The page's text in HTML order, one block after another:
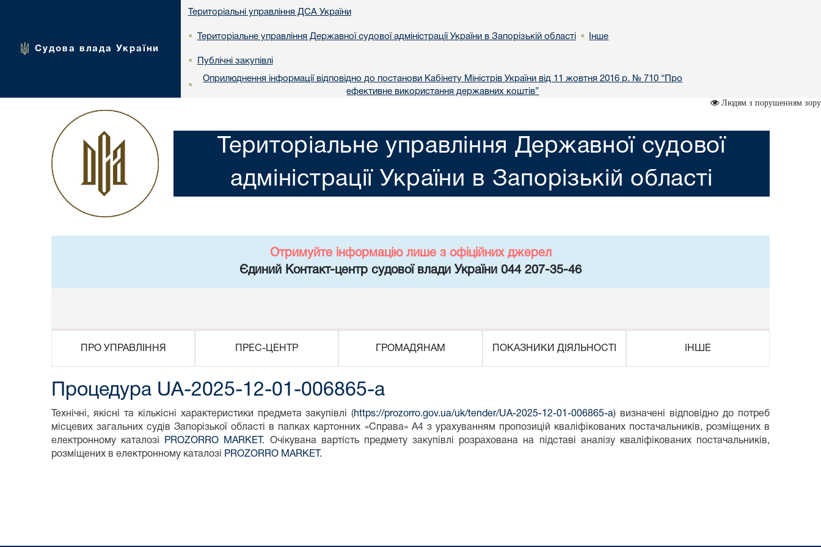
Судова влада України
Територіальні управління ДСА України
• Територіальне управління Державної судової адміністрації України в Запорізькій області • Інше
• Публічні закупівлі
•
Оприлюднення інформації відповідно до постанови Кабінету Міністрів України від 11 жовтня 2016 р. № 710 “Про
ефективне використання державних коштів”
Людям з порушенням зору
Територіальне управління Державної судової
адміністрації України в Запорізькій області
Отримуйте інформацію лише з офіційних джерел
Єдиний Контакт-центр судової влади України 044 207-35-46
ПРО УПРАВЛІННЯ ПРЕС-ЦЕНТР ГРОМАДЯНАМ ПОКАЗНИКИ ДІЯЛЬНОСТІ ІНШЕ
Процедура UA-2025-12-01-006865-a
Технічні, якісні та кількісні характеристики предмета закупівлі ( https://prozorro.gov.ua/uk/tender/UA-2025-12-01-006865-a) визначені відповідно до потреб
місцевих загальних судів Запорізької області в папках картонних «Справа» А4 з урахуванням пропозицій кваліфікованих постачальників, розміщених в
електронному каталозі
PROZORRO MARKET . Очікувана вартість предмету закупівлі розрахована на підставі аналізу кваліфікованих постачальників,
розміщених в електронному каталозі
PROZORRO MARKET .